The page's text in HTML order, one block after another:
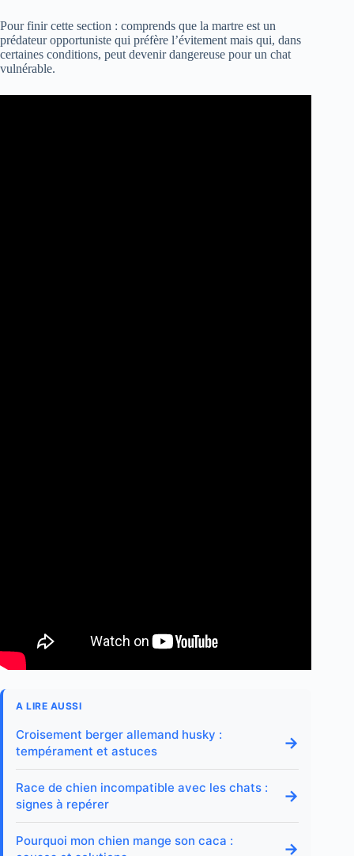
Pour finir cette section : comprends que la martre est un
prédateur opportuniste qui préfère l’évitement mais qui, dans
certaines conditions, peut devenir dangereuse pour un chat
vulnérable.
A LIRE AUSSI
Croisement berger allemand husky :
tempérament et astuces
→
Race de chien incompatible avec les chats :
signes à repérer
→
Pourquoi mon chien mange son caca :
→